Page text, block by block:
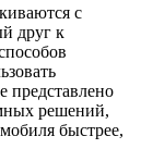
с
друг к
представлено
решений,
быстрее,